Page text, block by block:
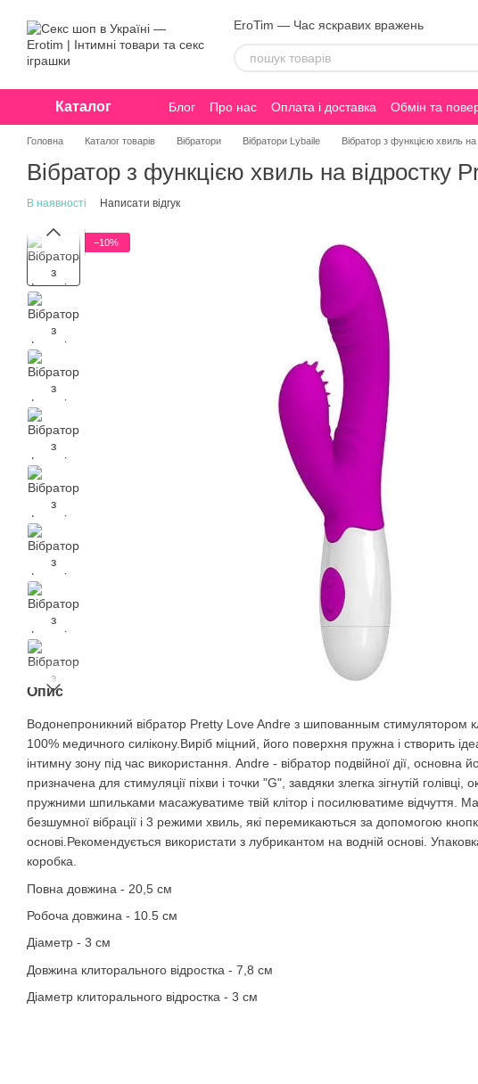
EroTim — Час яскравих вражень
Каталог Блог Про нас Оплата і доставка Обмін та
Конфіденційність
Головна Каталог товарів Вібратори Вібратори Lybaile Вібратор з функцією хвиль
Вібратор з функцією хвиль на відростку
В наявності Написати відгук
−10%
Опис
Водонепроникний вібратор Pretty Love Andre з шипованным стимулятором
100% медичного силікону.Виріб міцний, його поверхня пружна і створить
інтимну зону під час використання. Andre - вібратор подвійної дії, основна
призначена для стимуляції піхви і точки "G", завдяки злегка зігнутій голівці,
пружними шпильками масажуватиме твій клітор і посилюватиме відчуття.
безшумної вібрації і 3 режими хвиль, які перемикаються за допомогою
основі.Рекомендується використати з лубрикантом на водній основі.
коробка.
Повна довжина - 20,5 см
Робоча довжина - 10.5 см
Діаметр - 3 см
Довжина клиторального відростка - 7,8 см
Діаметр клиторального відростка - 3 см